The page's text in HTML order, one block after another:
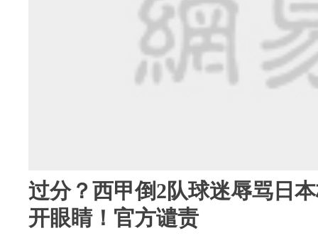
过分？西甲倒2队球迷辱骂日
开眼睛！官方谴责